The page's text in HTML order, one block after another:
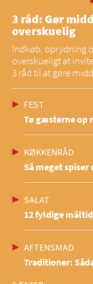
3 råd: Gør
overskuelig
Indkøb, oprydning
overskueligt at
3 råd til at gøre
FEST
Tø gæsterne op
KØKKENRÅD
Så meget
SALAT
12 fyldige
AFTENSMAD
Traditioner: